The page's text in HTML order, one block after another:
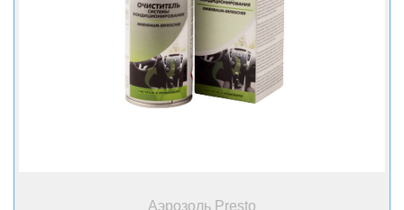
+ Купить
Аэрозоль Presto